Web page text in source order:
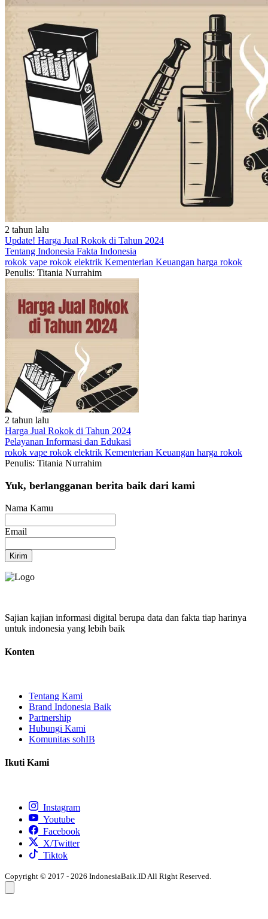
2 tahun lalu
Update! Harga Jual Rokok di Tahun 2024
Tentang Indonesia Fakta Indonesia
rokok vape rokok elektrik Kementerian Keuangan harga rokok
Penulis: Titania Nurrahim
2 tahun lalu
Harga Jual Rokok di Tahun 2024
Pelayanan Informasi dan Edukasi
rokok vape rokok elektrik Kementerian Keuangan harga rokok
Penulis: Titania Nurrahim
Yuk, berlangganan berita baik dari kami
Nama Kamu
Email
Kirim
Sajian kajian informasi digital berupa data dan fakta tiap harinya
untuk indonesia yang lebih baik
Konten
Tentang Kami
Brand Indonesia Baik
Partnership
Hubungi Kami
Komunitas sohIB
Ikuti Kami
Instagram
Youtube
Facebook
X/Twitter
Tiktok
Copyright © 2017 - 2026 IndonesiaBaik.ID All Right Reserved.